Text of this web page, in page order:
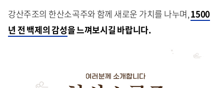
강산주조의 한산소곡주와 함께 새로운 가치를 나누며,1500
년 전 백제의 감성을 느껴보시길 바랍니다.